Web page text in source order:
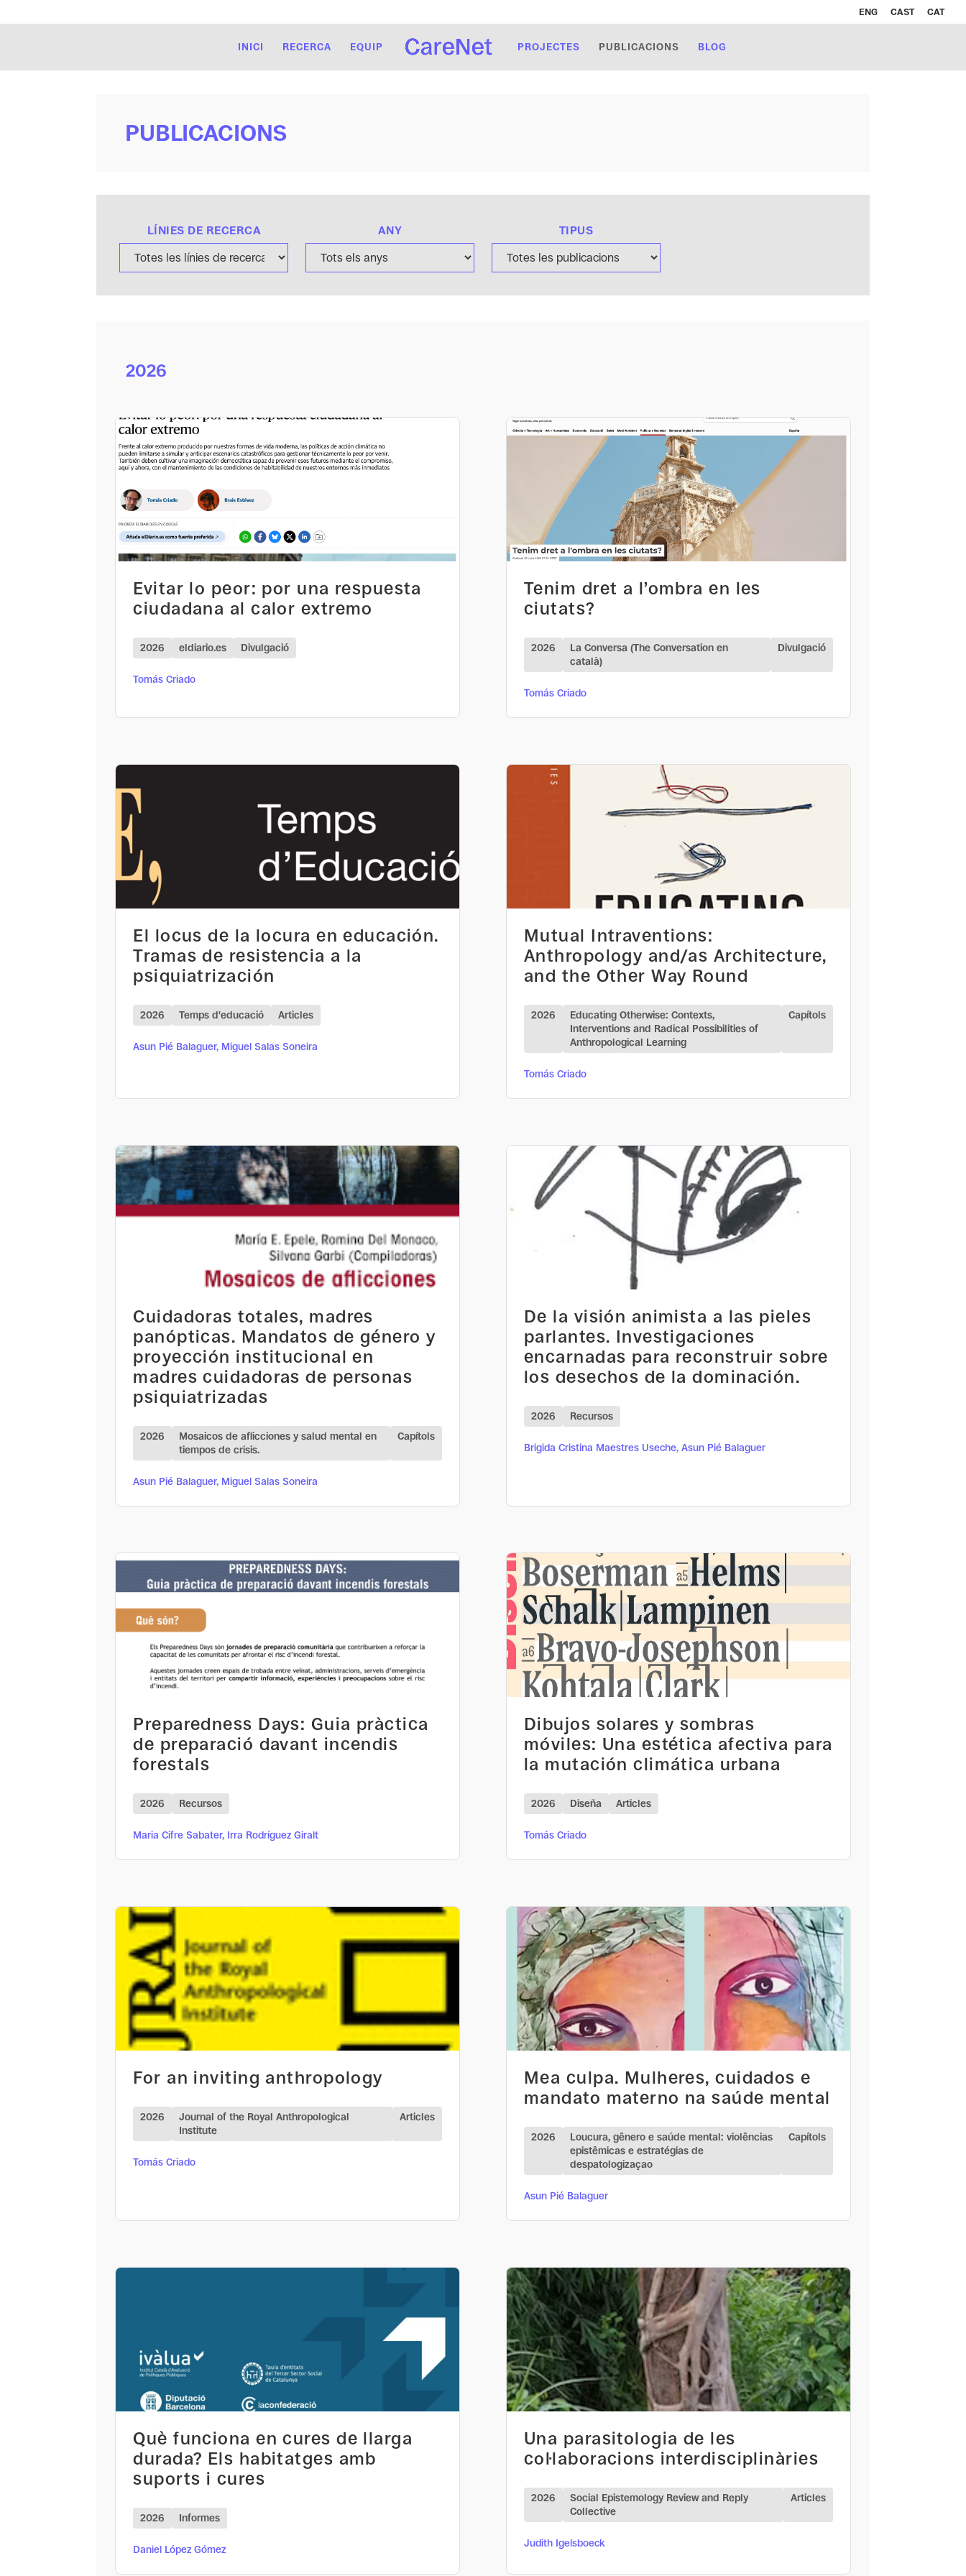
ENG CAST CAT
INICI RECERCA EQUIP PROJECTES PUBLICACIONS BLOG
PUBLICACIONS
LÍNIES DE RECERCA ANY TIPUS
2026
Evitar lo peor: por una respuesta
ciudadana al calor extremo
2026 eldiario.es Divulgació
Tomás Criado
Tenim dret a l’ombra en les
ciutats?
2026
La Conversa (The Conversation en
català)
Divulgació
Tomás Criado
El locus de la locura en educación.
Tramas de resistencia a la
psiquiatrización
2026 Temps d'educació Articles
Asun Pié Balaguer, Miguel Salas Soneira
Mutual Intraventions:
Anthropology and/as Architecture,
and the Other Way Round
2026
Educating Otherwise: Contexts,
Interventions and Radical Possibilities of
Anthropological Learning
Capítols
Tomás Criado
Cuidadoras totales, madres
panópticas. Mandatos de género y
proyección institucional en
madres cuidadoras de personas
psiquiatrizadas
2026
Mosaicos de aflicciones y salud mental en
tiempos de crisis.
Capítols
Asun Pié Balaguer, Miguel Salas Soneira
De la visión animista a las pieles
parlantes. Investigaciones
encarnadas para reconstruir sobre
los desechos de la dominación.
2026 Recursos
Brigida Cristina Maestres Useche, Asun Pié Balaguer
Preparedness Days: Guia pràctica
de preparació davant incendis
forestals
2026 Recursos
Maria Cifre Sabater, Irra Rodríguez Giralt
Dibujos solares y sombras
móviles: Una estética afectiva para
la mutación climática urbana
2026 Diseña Articles
Tomás Criado
For an inviting anthropology
2026
Journal of the Royal Anthropological
Institute
Articles
Tomás Criado
Mea culpa. Mulheres, cuidados e
mandato materno na saúde mental
2026
Loucura, gênero e saúde mental: violências
epistêmicas e estratégias de
despatologizaçao
Capítols
Asun Pié Balaguer
Què funciona en cures de llarga
durada? Els habitatges amb
suports i cures
2026 Informes
Daniel López Gómez
Una parasitologia de les
col·laboracions interdisciplinàries
2026
Social Epistemology Review and Reply
Collective
Articles
Judith Igelsboeck